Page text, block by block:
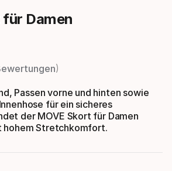
für Damen
Passen vorne und hinten sowie
für ein sicheres
der MOVE Skort für Damen
hohem Stretchkomfort.